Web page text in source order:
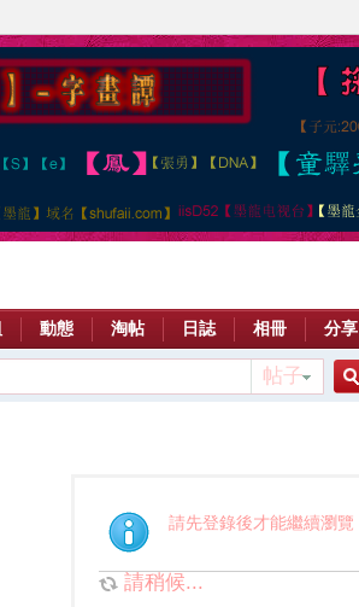
動態 淘帖 日誌 相冊 分享
帖子
索
請先登錄後才能繼續瀏覽
請稍候...